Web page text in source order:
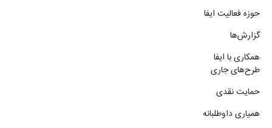
حوزه فعالیت ایفا
گزارش‌ها
همکاری با ایفا
طرح‌های جاری
حمایت نقدی
همیاری داوطلبانه